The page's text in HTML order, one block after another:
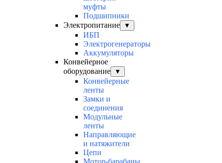
муфты
Подшипники
Электропитание
▼
ИБП
Электрогенераторы
Аккумуляторы
Конвейерное
оборудование
▼
Конвейерные
ленты
Замки и
соединения
Модульные
ленты
Направляющие
и натяжители
Цепи